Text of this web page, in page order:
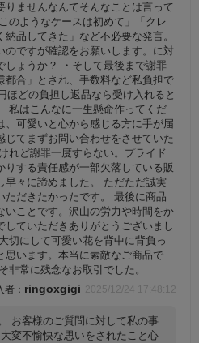
りませんなんてそんなことは言って
のようなケースは初めて」「クレ
納品してきた」など不必要な発言。
のですが確認をお願いします。に対
しょうか？ ・そして最後まで謝罪
都合」とされ、手数料など私負担で
ほどの負担し返品なら受け入れると
私はこんなに一生懸命作ってくだ
、可愛いと心から感じる方に手が届
じてまずお問い合わせをさせていた
れど謝罪一度すらない。プライド
りする責任感が一部欠落している販
早々に諦めました。 ただただ誠実
ただきたかったです。 最後に商品
いことです。沢山の労力や時間をか
していただきありがとうございまし
切にして可愛い花を背中に背負っ
思います。本当に素敵なご商品で
非常に残念なお取引でした。
ringoxgigi 2025/12/24 17:48:12
お客様のご質問に対して私の事
変不愉快な思いをされたこと心